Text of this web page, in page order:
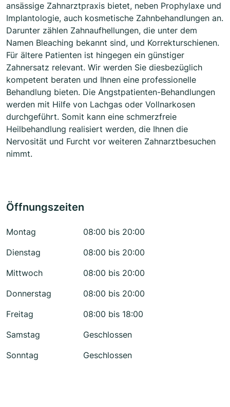
ansässige Zahnarztpraxis bietet, neben Prophylaxe und
Implantologie, auch kosmetische Zahnbehandlungen an.
Darunter zählen Zahnaufhellungen, die unter dem
Namen Bleaching bekannt sind, und Korrekturschienen.
Für ältere Patienten ist hingegen ein günstiger
Zahnersatz relevant. Wir werden Sie diesbezüglich
kompetent beraten und Ihnen eine professionelle
Behandlung bieten. Die Angstpatienten-Behandlungen
werden mit Hilfe von Lachgas oder Vollnarkosen
durchgeführt. Somit kann eine schmerzfreie
Heilbehandlung realisiert werden, die Ihnen die
Nervosität und Furcht vor weiteren Zahnarztbesuchen
nimmt.
Öffnungszeiten
Montag
08:00 bis 20:00
Dienstag
08:00 bis 20:00
Mittwoch
08:00 bis 20:00
Donnerstag
08:00 bis 20:00
Freitag
08:00 bis 18:00
Samstag
Geschlossen
Sonntag
Geschlossen